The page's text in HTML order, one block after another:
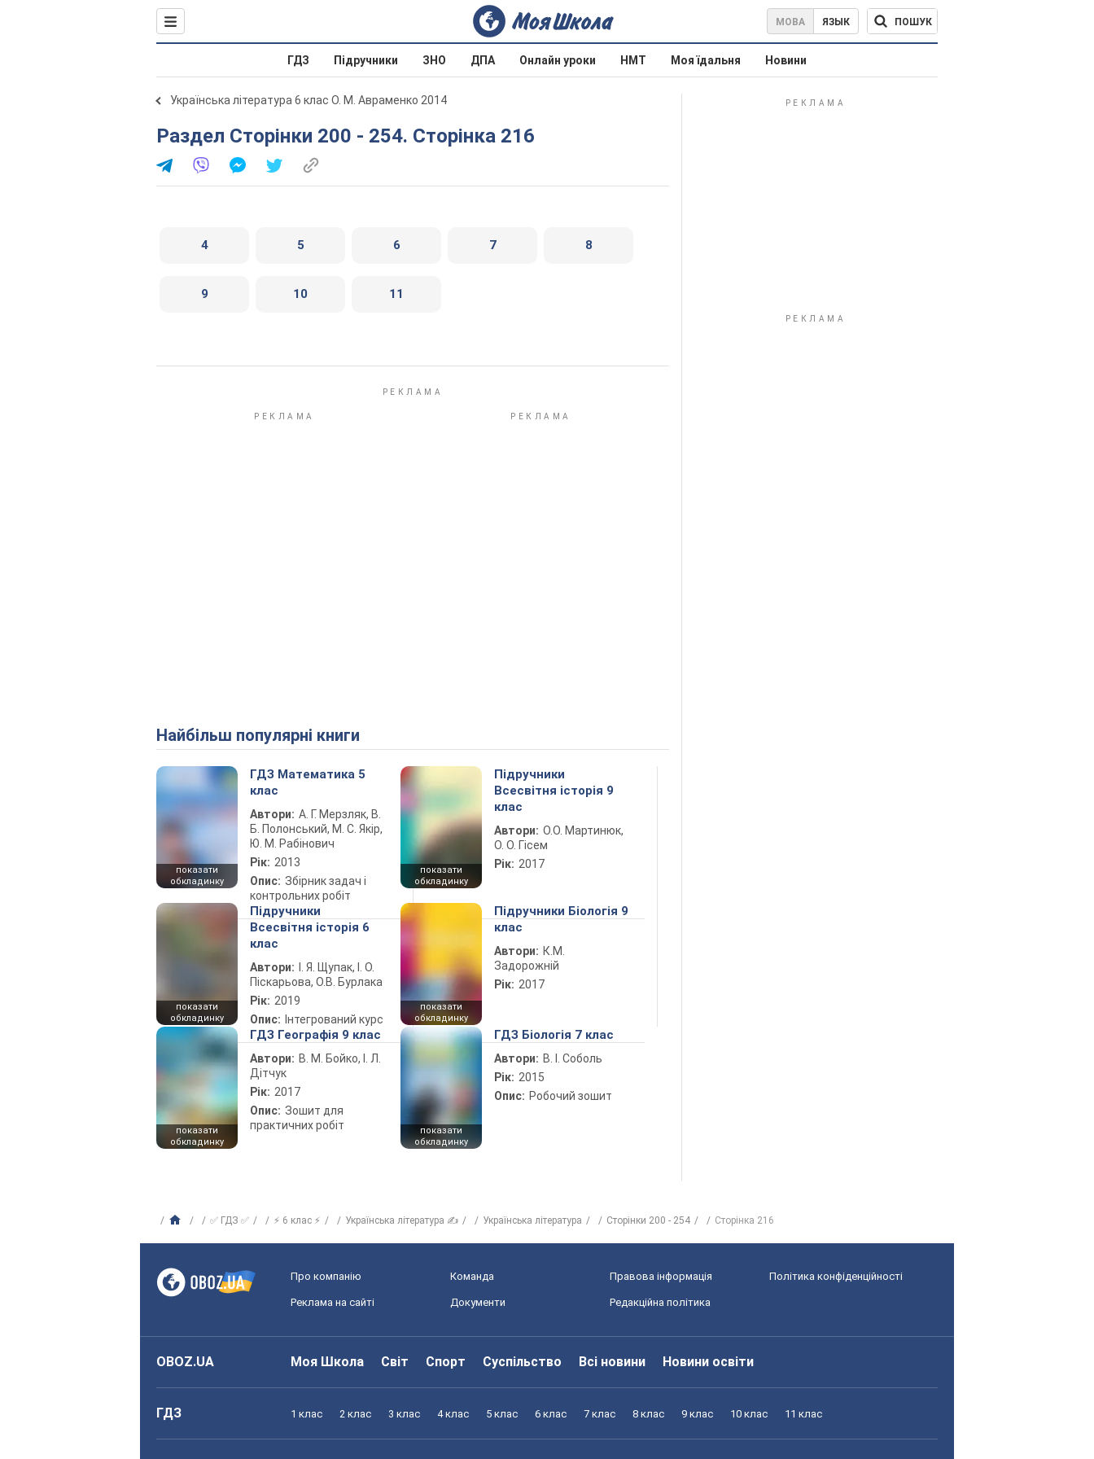
МОВА ЯЗЫК ПОШУК
ГДЗ Підручники ЗНО ДПА Онлайн уроки НМТ Моя їдальня Новини
Українська література 6 клас О. М. Авраменко 2014
Раздел Сторінки 200 - 254. Сторінка 216
4 5 6 7 8
9 10 11
Найбільш популярні книги
показати
обкладинку
ГДЗ Математика 5
клас
Автори: А. Г. Мерзляк, В.
Б. Полонський, М. С. Якір,
Ю. М. Рабінович
Рік: 2013
Опис: Збірник задач і
контрольних робіт
показати
обкладинку
Підручники
Всесвітня історія 9
клас
Автори: О.О. Мартинюк,
О. О. Гісем
Рік: 2017
показати
обкладинку
Підручники
Всесвітня історія 6
клас
Автори:
І. Я. Щупак, І. О.
Піскарьова, О.В. Бурлака
Рік: 2019
Опис: Інтегрований курс
показати
обкладинку
Підручники Біологія 9
клас
Автори: К.М.
Задорожній
Рік: 2017
показати
обкладинку
ГДЗ Географія 9 клас
Автори: В. М. Бойко, І. Л.
Дітчук
Рік: 2017
Опис: Зошит для
практичних робіт
показати
обкладинку
ГДЗ Біологія 7 клас
Автори: В. І. Соболь
Рік: 2015
Опис: Робочий зошит
✅ ГДЗ ✅ ⚡ 6 клас ⚡ Українська література ✍ Українська література Сторінки 200 - 254 Сторінка 216
Про компанію Команда Правова інформація Політика конфіденційності
Реклама на сайті Документи Редакційна політика
OBOZ.UA Моя Школа Світ Спорт Суспільство Всі новини Новини освіти
ГДЗ 1 клас 2 клас 3 клас 4 клас 5 клас 6 клас 7 клас 8 клас 9 клас 10 клас 11 клас